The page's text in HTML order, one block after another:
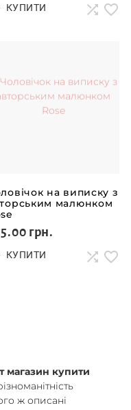
КУПИТИ
на виписку з
малюнком
грн.
КУПИТИ
магазин купити
ж описані